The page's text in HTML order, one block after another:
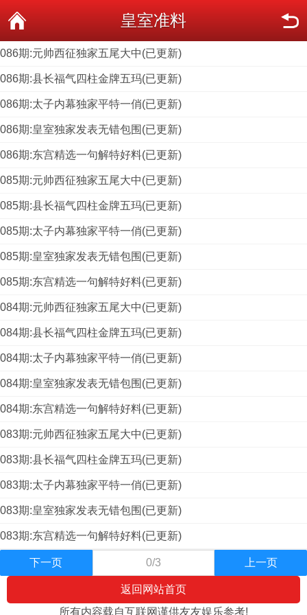
皇室准料
086期:元帅西征独家五尾大中(已更新)
086期:县长福气四柱金牌五玛(已更新)
086期:太子内幕独家平特一俏(已更新)
086期:皇室独家发表无错包围(已更新)
086期:东宫精选一句解特好料(已更新)
085期:元帅西征独家五尾大中(已更新)
085期:县长福气四柱金牌五玛(已更新)
085期:太子内幕独家平特一俏(已更新)
085期:皇室独家发表无错包围(已更新)
085期:东宫精选一句解特好料(已更新)
084期:元帅西征独家五尾大中(已更新)
084期:县长福气四柱金牌五玛(已更新)
084期:太子内幕独家平特一俏(已更新)
084期:皇室独家发表无错包围(已更新)
084期:东宫精选一句解特好料(已更新)
083期:元帅西征独家五尾大中(已更新)
083期:县长福气四柱金牌五玛(已更新)
083期:太子内幕独家平特一俏(已更新)
083期:皇室独家发表无错包围(已更新)
083期:东宫精选一句解特好料(已更新)
下一页 0/3 上一页
返回网站首页
所有内容载自互联网谨供友友娱乐参考!